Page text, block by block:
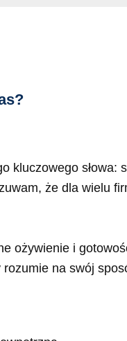
kluczowego
że dla wielu
ożywienie i
na swój